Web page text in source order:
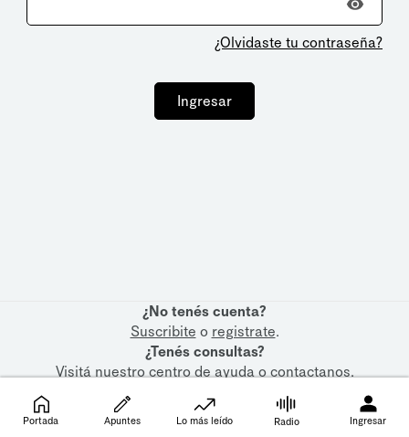
¿Olvidaste tu contraseña?
Ingresar
¿No tenés cuenta?
Suscribite o registrate.
¿Tenés consultas?
Visitá nuestrocentro de ayudaocontactanos.
Portada Apuntes Lo más leído Radio Ingresar